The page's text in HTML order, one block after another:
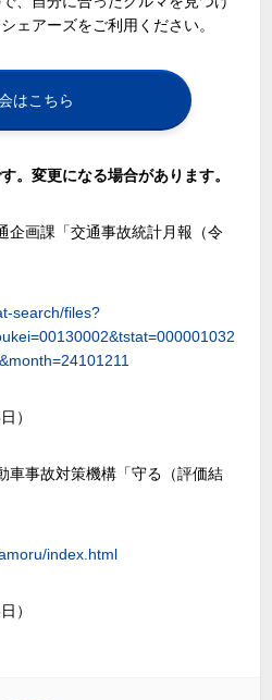
ェアーズをご利用ください。
はこちら
。変更になる場合があります。
企画課「交通事故統計月報（令
search/files?
）
車事故対策機構「守る（評価結
index.html
）